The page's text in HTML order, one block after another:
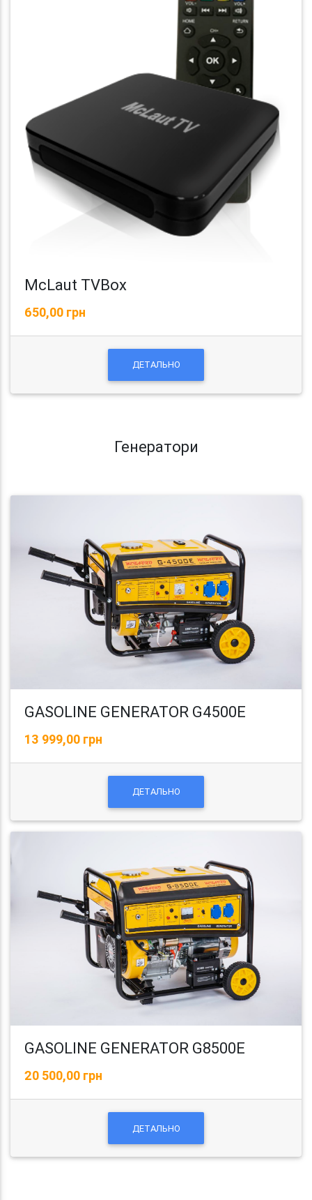
McLaut TVBox
650,00 грн
ДЕТАЛЬНО
Генератори
GASOLINE GENERATOR G4500E
13 999,00 грн
ДЕТАЛЬНО
GASOLINE GENERATOR G8500E
20 500,00 грн
ДЕТАЛЬНО